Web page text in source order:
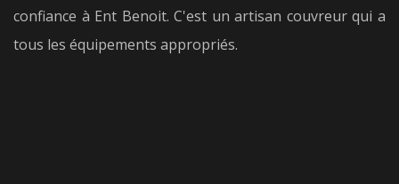
confiance à Ent Benoit. C'est un artisan couvreur qui a
tous les équipements appropriés.